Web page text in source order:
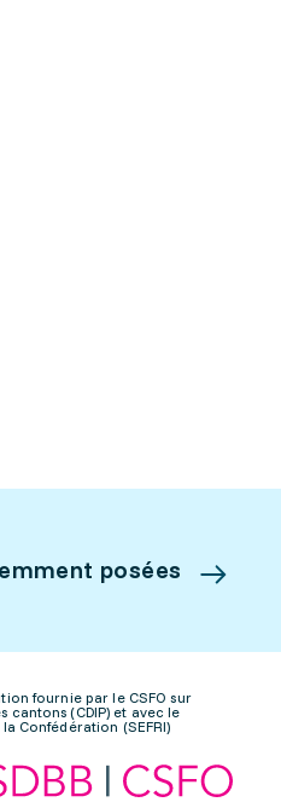
posées
fournie par le CSFO sur
cantons (CDIP) et avec le
Confédération (SEFRI)